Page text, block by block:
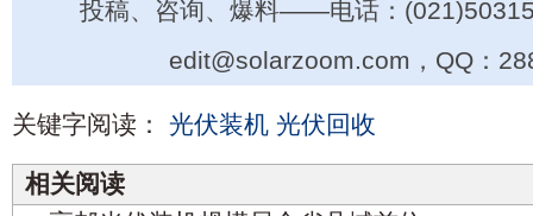
投稿、咨询、爆料——电话：
edit@solarzoom.com，QQ：
关键字阅读： 光伏装机 光伏回收
相关阅读